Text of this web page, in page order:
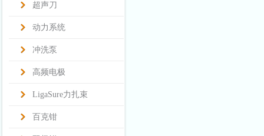
超声刀
动力系统
冲洗泵
高频电极
LigaSure力扎束
百克钳